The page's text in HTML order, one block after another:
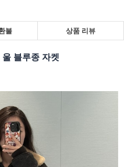
불 상품 리뷰
블루종 자켓